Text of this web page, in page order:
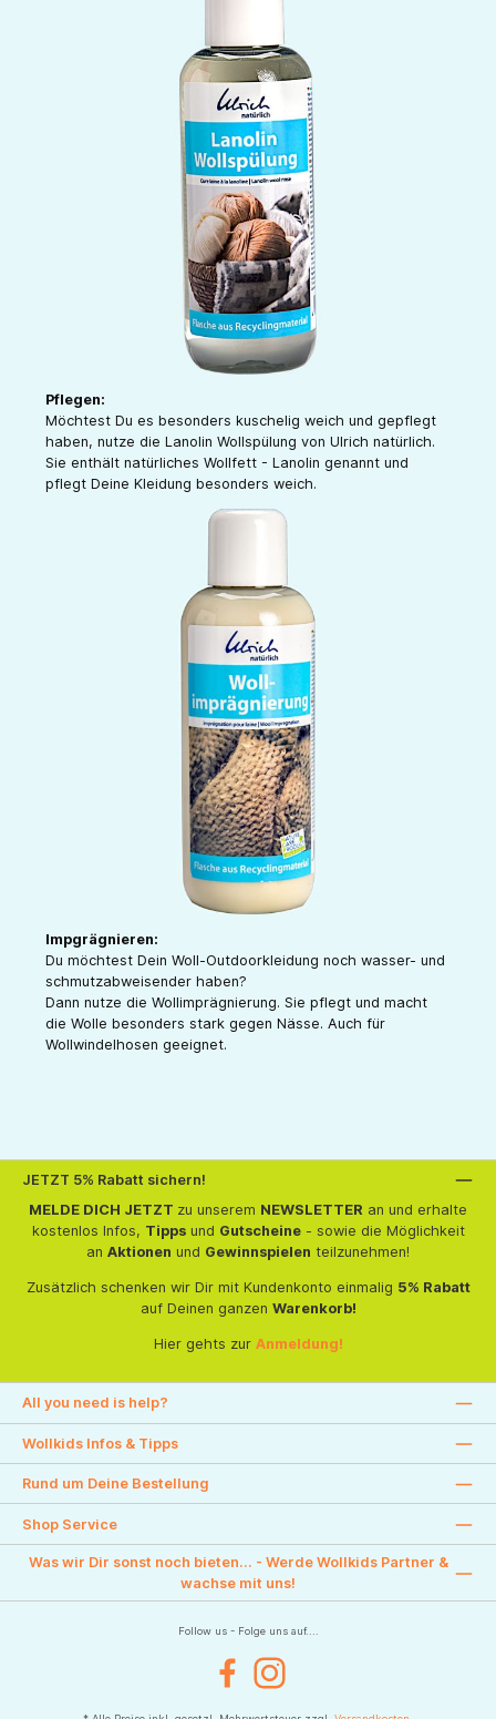
Pflegen:
Möchtest Du es besonders kuschelig weich und gepflegt
haben, nutze die Lanolin Wollspülung von Ulrich natürlich.
Sie enthält natürliches Wollfett - Lanolin genannt und
pflegt Deine Kleidung besonders weich.
Impgrägnieren:
Du möchtest Dein Woll-Outdoorkleidung noch wasser- und
schmutzabweisender haben?
Dann nutze die Wollimprägnierung. Sie pflegt und macht
die Wolle besonders stark gegen Nässe. Auch für
Wollwindelhosen geeignet.
JETZT 5% Rabatt sichern!
MELDE DICH JETZT zu unserem NEWSLETTER an und erhalte
kostenlos Infos, Tippsund Gutscheine- sowie die Möglichkeit
an Aktionen und Gewinnspielen teilzunehmen!
Zusätzlich schenken wir Dir mit Kundenkonto einmalig 5% Rabatt
auf Deinen ganzen Warenkorb!
Hier gehts zur Anmeldung!
All you need is help?
Wollkids Infos & Tipps
Rund um Deine Bestellung
Shop Service
Was wir Dir sonst noch bieten... - Werde Wollkids Partner &
wachse mit uns!
Follow us - Folge uns auf....
FacebookInstagram